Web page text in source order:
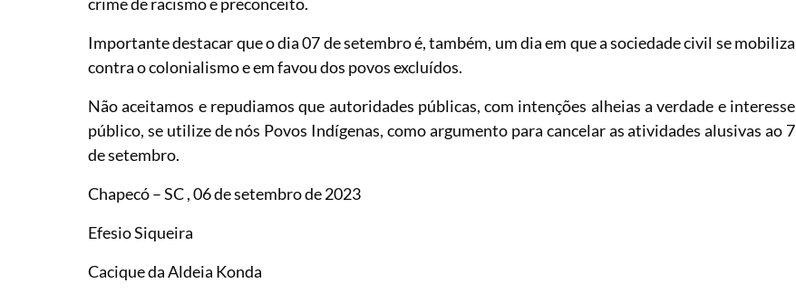
Importante destacar que o dia 07 de setembro é, também, um dia em que a sociedade civil se mobiliza
contra o colonialismo e em favou dos povos excluídos.
Não aceitamos e repudiamos que autoridades públicas, com intenções alheias a verdade e interesse
público, se utilize de nós Povos Indígenas, como argumento para cancelar as atividades alusivas ao 7
de setembro.
Chapecó – SC , 06 de setembro de 2023
Efesio Siqueira
Cacique da Aldeia Konda